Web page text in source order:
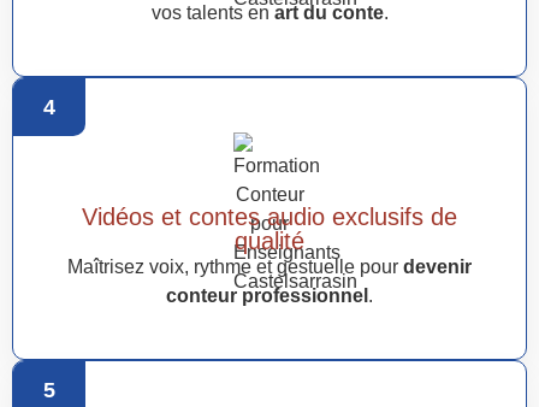
vos talents en art du conte.
4
Vidéos et contes audio exclusifs de
qualité
Maîtrisez voix, rythme et gestuelle pour devenir
conteur professionnel .
5